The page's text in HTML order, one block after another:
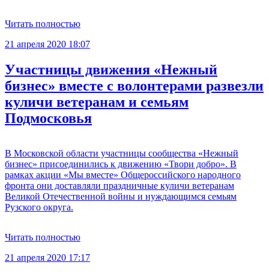
Читать полностью
21 апреля 2020 18:07
Участницы движения «Нежный
бизнес» вместе с волонтерами развезли
куличи ветеранам и семьям
Подмосковья
В Московской области участницы сообщества «Нежный
бизнес» присоединились к движению «Твори добро». В
рамках акции «Мы вместе» Общероссийского народного
фронта они доставляли праздничные куличи ветеранам
Великой Отечественной войны и нуждающимся семьям
Рузского округа.
Читать полностью
21 апреля 2020 17:17